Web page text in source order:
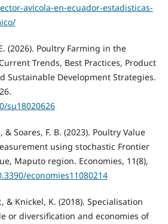
avicola-en-ecuador-estadisticas-
(2026). Poultry Farming in the
Trends, Best Practices, Product
Sustainable Development Strategies.
su18020626
& Soares, F. B. (2023). Poultry Value
using stochastic Frontier
Maputo region. Economies, 11(8),
economies11080214
& Knickel, K. (2018). Specialisation
or diversification and economies of